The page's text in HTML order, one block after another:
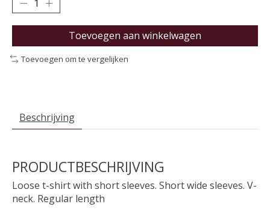
Toevoegen aan winkelwagen
Toevoegen om te vergelijken
Beschrijving
PRODUCTBESCHRIJVING
Loose t-shirt with short sleeves. Short wide sleeves. V-
neck. Regular length